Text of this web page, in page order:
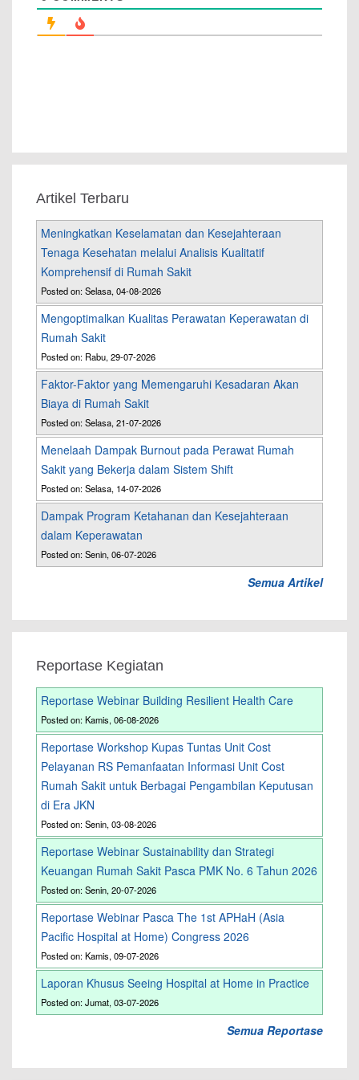
Artikel Terbaru
Meningkatkan Keselamatan dan Kesejahteraan
Tenaga Kesehatan melalui Analisis Kualitatif
Komprehensif di Rumah Sakit
Posted on: Selasa, 04-08-2026
Mengoptimalkan Kualitas Perawatan Keperawatan di
Rumah Sakit
Posted on: Rabu, 29-07-2026
Faktor-Faktor yang Memengaruhi Kesadaran Akan
Biaya di Rumah Sakit
Posted on: Selasa, 21-07-2026
Menelaah Dampak Burnout pada Perawat Rumah
Sakit yang Bekerja dalam Sistem Shift
Posted on: Selasa, 14-07-2026
Dampak Program Ketahanan dan Kesejahteraan
dalam Keperawatan
Posted on: Senin, 06-07-2026
Semua Artikel
Reportase Kegiatan
Reportase Webinar Building Resilient Health Care
Posted on: Kamis, 06-08-2026
Reportase Workshop Kupas Tuntas Unit Cost
Pelayanan RS Pemanfaatan Informasi Unit Cost
Rumah Sakit untuk Berbagai Pengambilan Keputusan
di Era JKN
Posted on: Senin, 03-08-2026
Reportase Webinar Sustainability dan Strategi
Keuangan Rumah Sakit Pasca PMK No. 6 Tahun 2026
Posted on: Senin, 20-07-2026
Reportase Webinar Pasca The 1st APHaH (Asia
Pacific Hospital at Home) Congress 2026
Posted on: Kamis, 09-07-2026
Laporan Khusus Seeing Hospital at Home in Practice
Posted on: Jumat, 03-07-2026
Semua Reportase